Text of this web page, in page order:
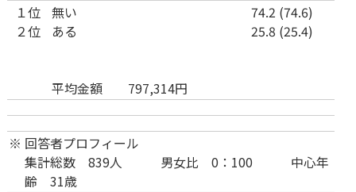
１位
２位
無い
ある
平均金額 797,314円
74.2 (74.6)
25.8 (25.4)
※ 回答者プロフィール
集計総数 839人 男女比 0：100 中心年
齢 31歳